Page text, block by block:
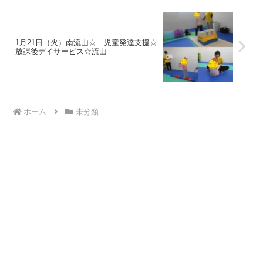
1月21日（火）南流山☆ 児童発達支援☆
放課後デイサービス☆流山
ホーム 未分類